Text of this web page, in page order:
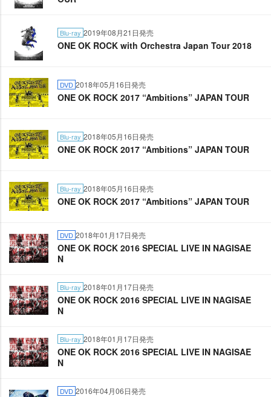
Blu-ray 2019年08月21日発売
ONE OK ROCK with Orchestra Japan Tour 2018
DVD 2018年05月16日発売
ONE OK ROCK 2017 “Ambitions” JAPAN TOUR
Blu-ray 2018年05月16日発売
ONE OK ROCK 2017 “Ambitions” JAPAN TOUR
Blu-ray 2018年05月16日発売
ONE OK ROCK 2017 “Ambitions” JAPAN TOUR
DVD 2018年01月17日発売
ONE OK ROCK 2016 SPECIAL LIVE IN NAGISAE
N
Blu-ray 2018年01月17日発売
ONE OK ROCK 2016 SPECIAL LIVE IN NAGISAE
N
Blu-ray 2018年01月17日発売
ONE OK ROCK 2016 SPECIAL LIVE IN NAGISAE
N
DVD 2016年04月06日発売